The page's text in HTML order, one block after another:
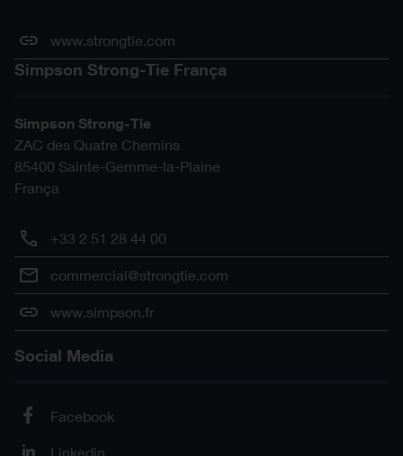
www.strongtie.com
Simpson Strong-Tie França
Simpson Strong-Tie
ZAC des Quatre Chemins
85400 Sainte-Gemme-la-Plaine
França
+33 2 51 28 44 00
commercial@strongtie.com
www.simpson.fr
Social Media
Facebook
Linkedin